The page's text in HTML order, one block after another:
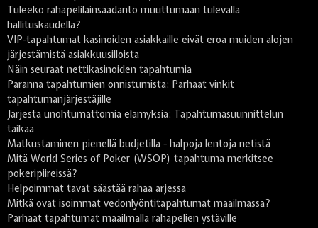
Tuleeko rahapelilainsäädäntö muuttumaan tulevalla
hallituskaudella?
VIP-tapahtumat kasinoiden asiakkaille eivät eroa muiden alojen
järjestämistä asiakkuusilloista
Näin seuraat nettikasinoiden tapahtumia
Paranna tapahtumien onnistumista: Parhaat vinkit
tapahtumanjärjestäjille
Järjestä unohtumattomia elämyksiä: Tapahtumasuunnittelun
taikaa
Matkustaminen pienellä budjetilla - halpoja lentoja netistä
Mitä World Series of Poker (WSOP) tapahtuma merkitsee
pokeripiireissä?
Helpoimmat tavat säästää rahaa arjessa
Mitkä ovat isoimmat vedonlyöntitapahtumat maailmassa?
Parhaat tapahtumat maailmalla rahapelien ystäville